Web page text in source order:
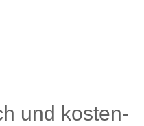
und kosten­